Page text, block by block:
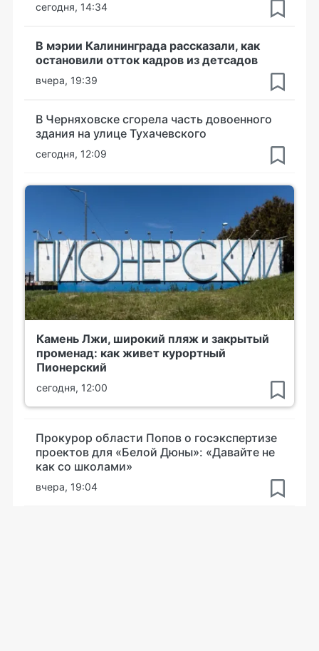
сегодня, 14:34
В мэрии Калининграда рассказали, как
остановили отток кадров из детсадов
вчера, 19:39
В Черняховске сгорела часть довоенного
здания на улице Тухачевского
сегодня, 12:09
Камень Лжи, широкий пляж и закрытый
променад: как живет курортный
Пионерский
сегодня, 12:00
Прокурор области Попов о госэкспертизе
проектов для «Белой Дюны»: «Давайте не
как со школами»
вчера, 19:04